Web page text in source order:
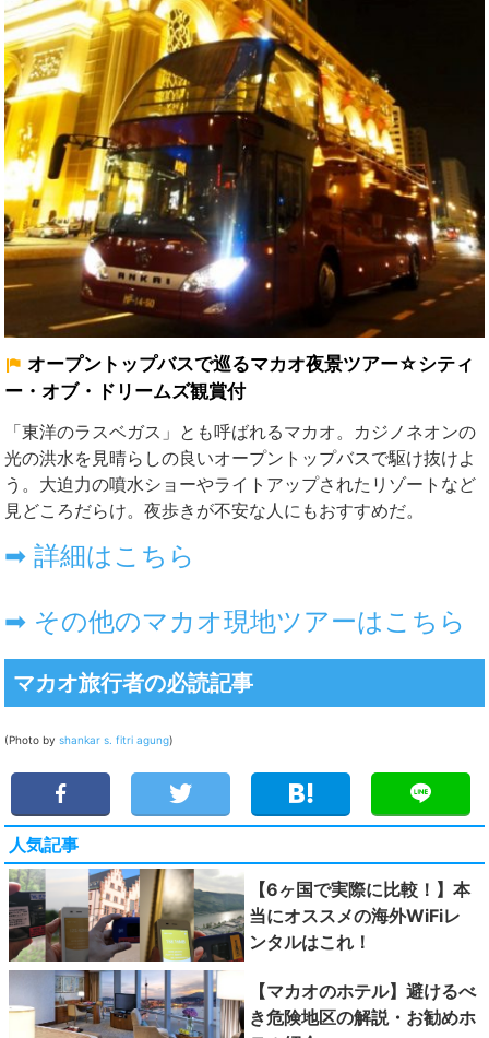
オープントップバスで巡るマカオ夜景ツアー☆シティ
ー・オブ・ドリームズ観賞付
「東洋のラスベガス」とも呼ばれるマカオ。カジノネオンの
光の洪水を見晴らしの良いオープントップバスで駆け抜けよ
う。大迫力の噴水ショーやライトアップされたリゾートなど
見どころだらけ。夜歩きが不安な人にもおすすめだ。
➡ 詳細はこちら
➡ その他のマカオ現地ツアーはこちら
マカオ旅行者の必読記事
(Photo by shankar s. fitri agung)
人気記事
【6ヶ国で実際に比較！】本
当にオススメの海外WiFiレ
ンタルはこれ！
【マカオのホテル】避けるべ
き危険地区の解説・お勧めホ